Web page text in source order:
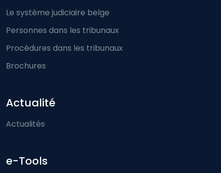
Le système judiciaire belge
Personnes dans les tribunaux
Procédures dans les tribunaux
Brochures
Actualité
Actualités
e-Tools